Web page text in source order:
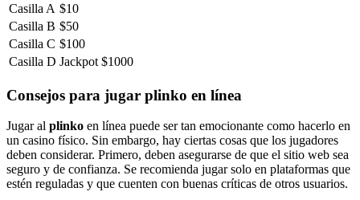
Casilla A $10
Casilla B $50
Casilla C $100
Casilla D Jackpot $1000
Consejos para jugar plinko en línea
Jugar al plinko en línea puede ser tan emocionante como hacerlo en
un casino físico. Sin embargo, hay ciertas cosas que los jugadores
deben considerar. Primero, deben asegurarse de que el sitio web sea
seguro y de confianza. Se recomienda jugar solo en plataformas que
estén reguladas y que cuenten con buenas críticas de otros usuarios.